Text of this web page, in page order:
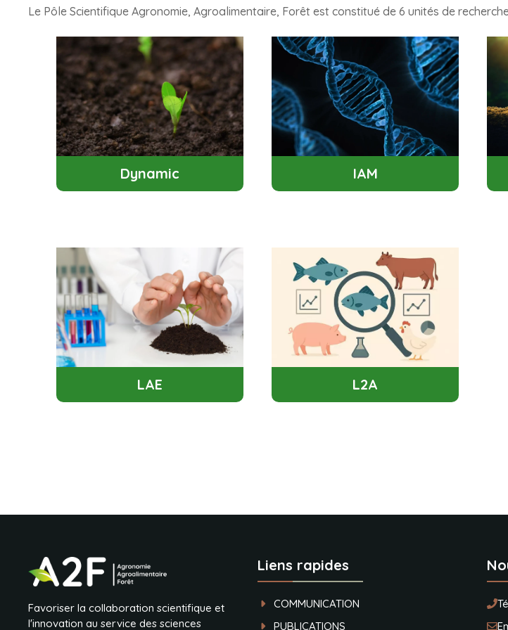
Le Pôle Scientifique Agronomie, Agroalimentaire, Forêt est constitué de 6 unités de
Dynamic IAM
LAE L2A
Favoriser la collaboration scientifique et
l'innovation au service des sciences
Liens rapides
COMMUNICATION
PUBLICATIONS